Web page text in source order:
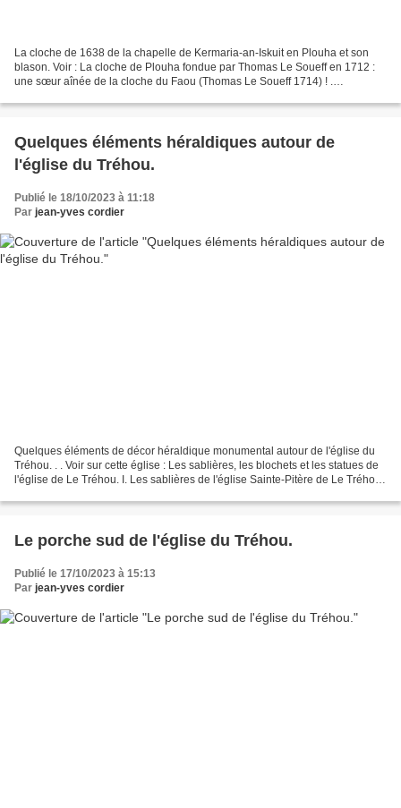
La cloche de 1638 de la chapelle de Kermaria-an-Iskuit en Plouha et son
blason. Voir : La cloche de Plouha fondue par Thomas Le Soueff en 1712 :
une sœur aînée de la cloche du Faou (Thomas Le Soueff 1714) ! .
Quelques éléments héraldiques autour de
l'église du Tréhou.
Publié le 18/10/2023 à 11:18
Par jean-yves cordier
Quelques éléments de décor héraldique monumental autour de l'église du
Tréhou. . . Voir sur cette église : Les sablières, les blochets et les statues de
l'église de Le Tréhou. I. Les sablières de l'église Sainte-Pitère de Le Tréhou .
Le porche sud de l'église du Tréhou.
Publié le 17/10/2023 à 15:13
Par jean-yves cordier